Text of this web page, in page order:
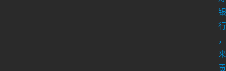
银
行
，
来
贡